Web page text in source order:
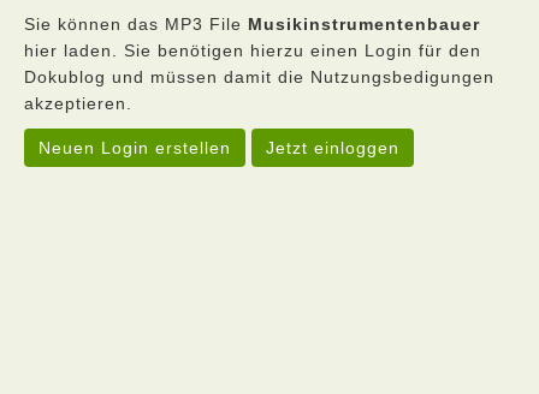
Sie können das MP3 File Musikinstrumentenbauer
hier laden. Sie benötigen hierzu einen Login für den
Dokublog und müssen damit die Nutzungsbedigungen
akzeptieren.
Neuen Login erstellen Jetzt einloggen